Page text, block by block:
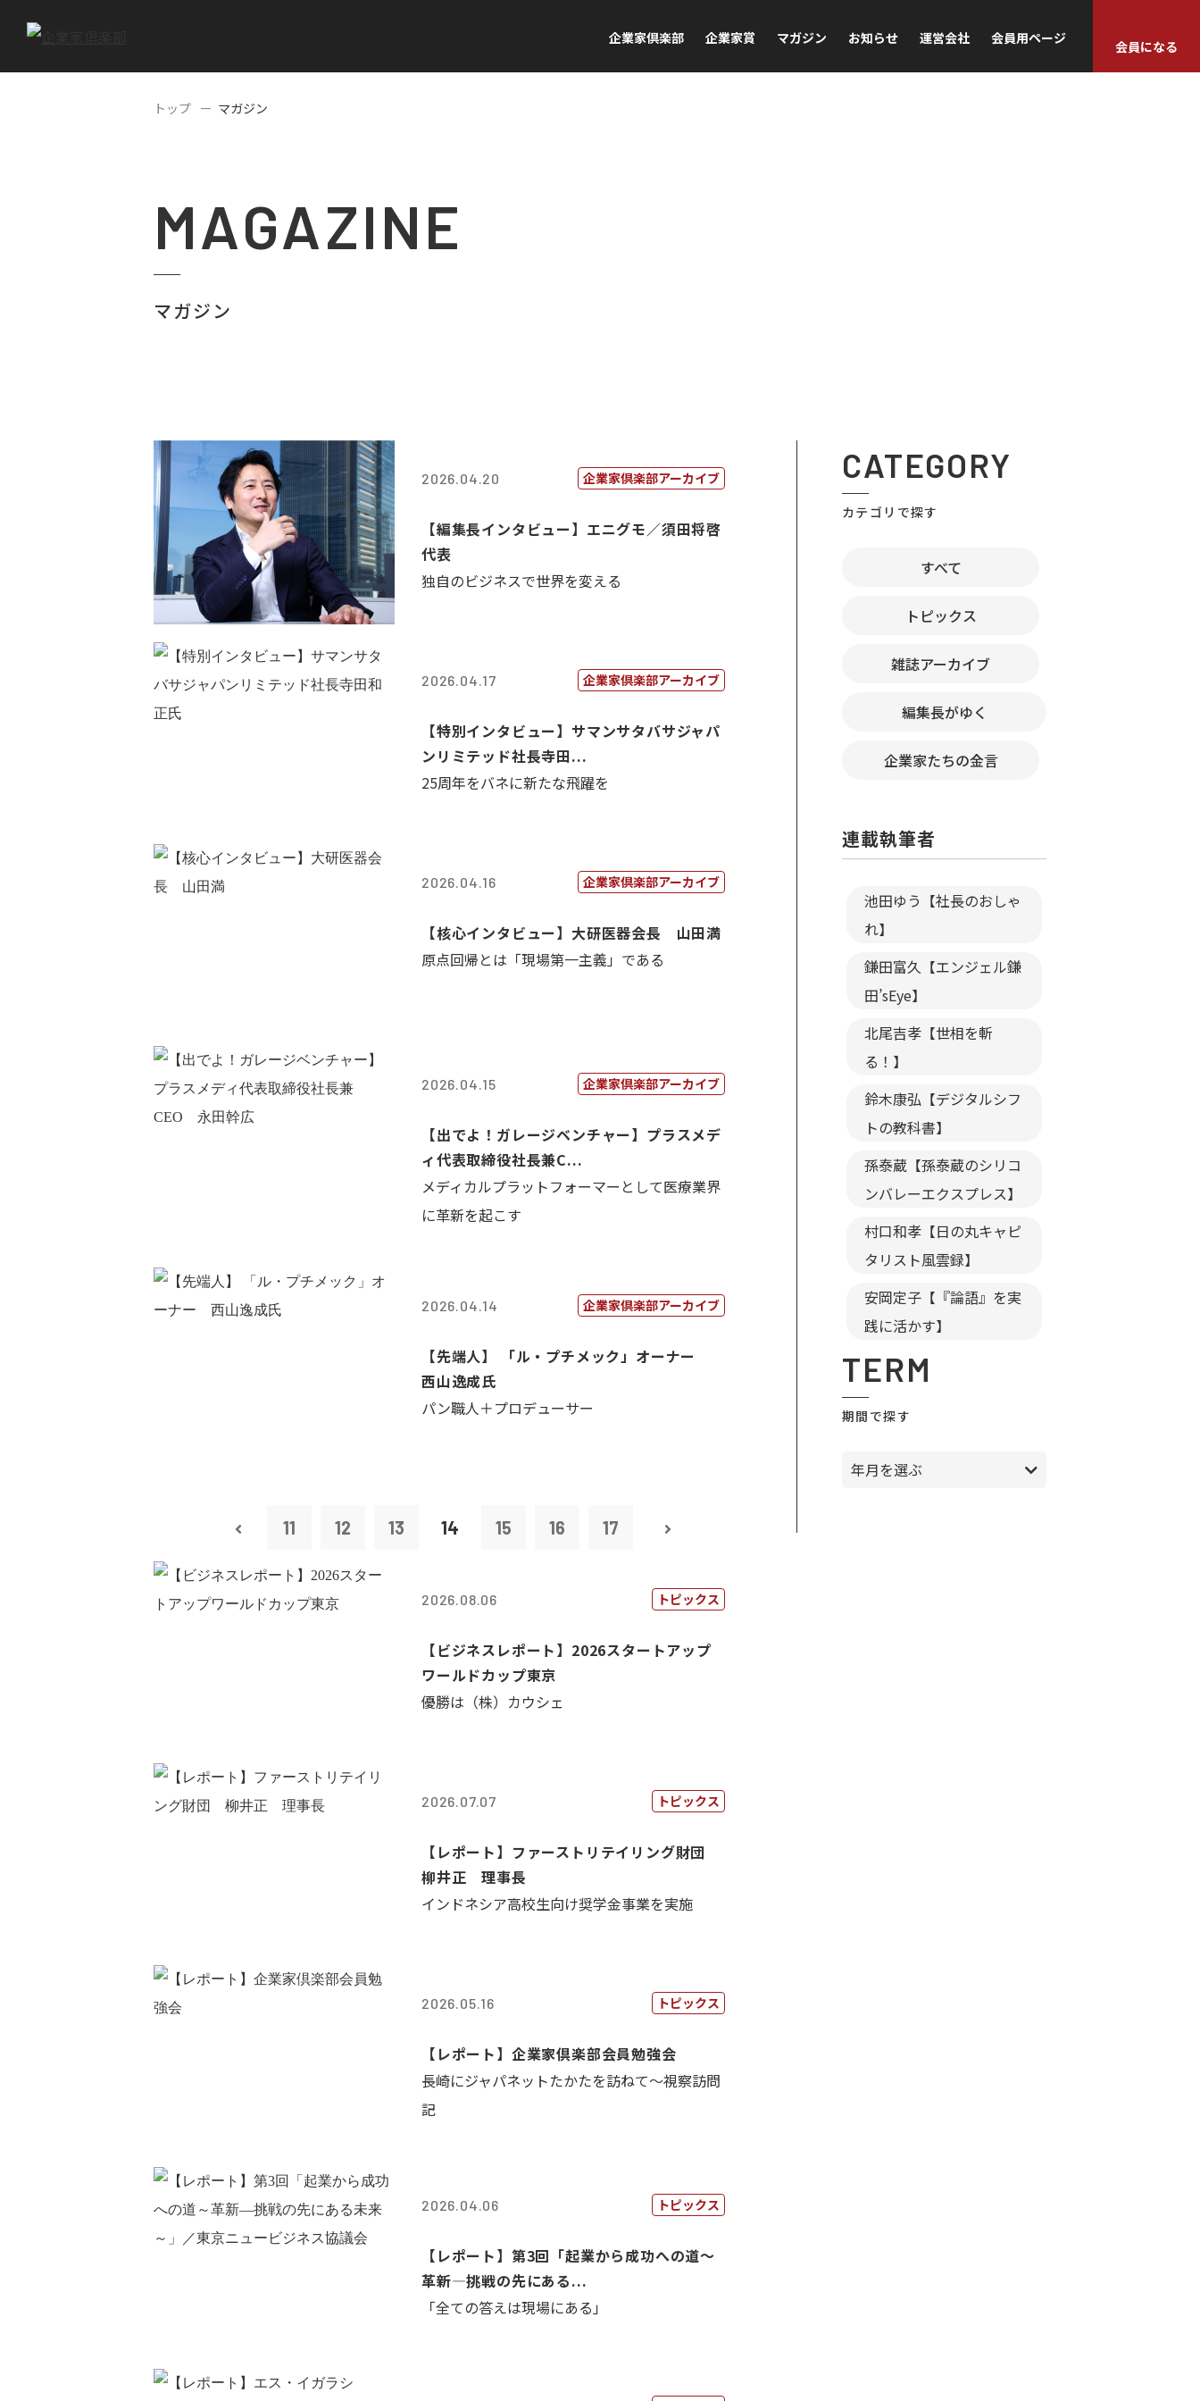
企業家倶楽部 企業家賞 マガジン お知らせ 運営会社 会員用ページ
会員になる
トップ マガジン
MAGAZINE
マガジン
2026.04.20 企業家倶楽部アーカイブ
【編集長インタビュー】エニグモ／須田将啓
代表
独自のビジネスで世界を変える
2026.04.17 企業家倶楽部アーカイブ
【特別インタビュー】サマンサタバサジャパ
ンリミテッド社長寺田...
25周年をバネに新たな飛躍を
2026.04.16 企業家倶楽部アーカイブ
【核心インタビュー】大研医器会長 山田満
原点回帰とは「現場第一主義」である
2026.04.15 企業家倶楽部アーカイブ
【出でよ！ガレージベンチャー】プラスメデ
ィ代表取締役社長兼C...
メディカルプラットフォーマーとして医療業界
に革新を起こす
2026.04.14 企業家倶楽部アーカイブ
【先端人】 「ル・プチメック」オーナー
西山逸成氏
パン職人＋プロデューサー
11 12 13 14 15 16 17
2026.08.06 トピックス
【ビジネスレポート】2026スタートアップ
ワールドカップ東京
優勝は（株）カウシェ
2026.07.07 トピックス
【レポート】ファーストリテイリング財団
柳井正 理事長
インドネシア高校生向け奨学金事業を実施
2026.05.16 トピックス
【レポート】企業家倶楽部会員勉強会
長崎にジャパネットたかたを訪ねて～視察訪問
記
2026.04.06 トピックス
【レポート】第3回「起業から成功への道～
革新―挑戦の先にある...
「全ての答えは現場にある」
CATEGORY
カテゴリで探す
すべて
トピックス
雑誌アーカイブ
編集長がゆく
企業家たちの金言
連載執筆者
池田ゆう【社長のおしゃ
れ】
鎌田富久【エンジェル鎌
田’sEye】
北尾吉孝【世相を斬
る！】
鈴木康弘【デジタルシフ
トの教科書】
孫泰蔵【孫泰蔵のシリコ
ンバレーエクスプレス】
村口和孝【日の丸キャピ
タリスト風雲録】
安岡定子【『論語』を実
践に活かす】
TERM
期間で探す
年月を選ぶ